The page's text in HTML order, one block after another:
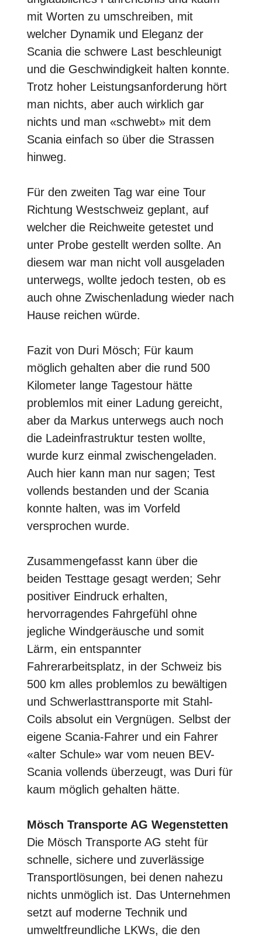
mit Worten zu umschreiben, mit
welcher Dynamik und Eleganz der
Scania die schwere Last beschleunigt
und die Geschwindigkeit halten konnte.
Trotz hoher Leistungsanforderung hört
man nichts, aber auch wirklich gar
nichts und man «schwebt» mit dem
Scania einfach so über die Strassen
hinweg.
Für den zweiten Tag war eine Tour
Richtung Westschweiz geplant, auf
welcher die Reichweite getestet und
unter Probe gestellt werden sollte. An
diesem war man nicht voll ausgeladen
unterwegs, wollte jedoch testen, ob es
auch ohne Zwischenladung wieder nach
Hause reichen würde.
Fazit von Duri Mösch; Für kaum
möglich gehalten aber die rund 500
Kilometer lange Tagestour hätte
problemlos mit einer Ladung gereicht,
aber da Markus unterwegs auch noch
die Ladeinfrastruktur testen wollte,
wurde kurz einmal zwischengeladen.
Auch hier kann man nur sagen; Test
vollends bestanden und der Scania
konnte halten, was im Vorfeld
versprochen wurde.
Zusammengefasst kann über die
beiden Testtage gesagt werden; Sehr
positiver Eindruck erhalten,
hervorragendes Fahrgefühl ohne
jegliche Windgeräusche und somit
Lärm, ein entspannter
Fahrerarbeitsplatz, in der Schweiz bis
500 km alles problemlos zu bewältigen
und Schwerlasttransporte mit Stahl-
Coils absolut ein Vergnügen. Selbst der
eigene Scania-Fahrer und ein Fahrer
«alter Schule» war vom neuen BEV-
Scania vollends überzeugt, was Duri für
kaum möglich gehalten hätte.
Mösch Transporte AG Wegenstetten
Die Mösch Transporte AG steht für
schnelle, sichere und zuverlässige
Transportlösungen, bei denen nahezu
nichts unmöglich ist. Das Unternehmen
setzt auf moderne Technik und
umweltfreundliche LKWs, die den